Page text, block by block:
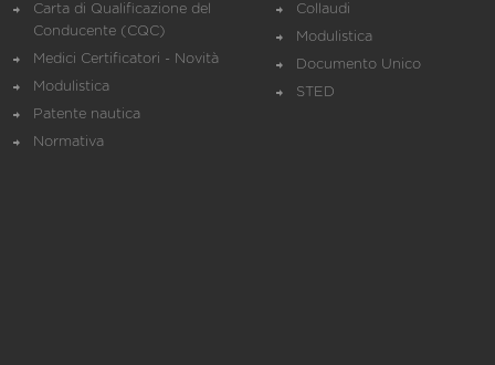
Carta di Qualificazione del
Conducente (CQC)
Medici Certificatori - Novità
Modulistica
Patente nautica
Normativa
Collaudi
Modulistica
Documento Unico
STED